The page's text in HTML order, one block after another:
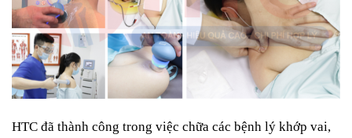
HTC đã thành công trong việc chữa các bệnh lý khớp vai,